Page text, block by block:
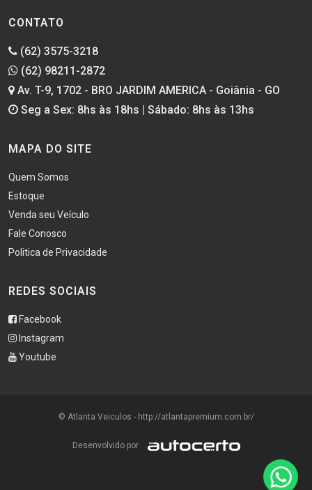
CONTATO
(62) 3575-3218
(62) 98211-2872
Av. T-9, 1702 - BRO JARDIM AMERICA - Goiânia - GO
Seg a Sex: 8hs às 18hs | Sábado: 8hs às 13hs
MAPA DO SITE
Quem Somos
Estoque
Venda seu Veículo
Fale Conosco
Politica de Privacidade
REDES SOCIAIS
Facebook
Instagram
Youtube
© Atlanta Veiculos - http://atlantapremium.com.br/
Desenvolvido por